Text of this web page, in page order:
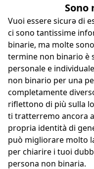
Sono
Vuoi essere sicurə di
ci sono tantissime
binarie, ma molte
termine non binario è
personale e
non binario per una
completamente
riflettono di più sulla
ti tratterremo ancora
propria identità di
può migliorare molto
per chiarire i tuoi
persona non binaria.